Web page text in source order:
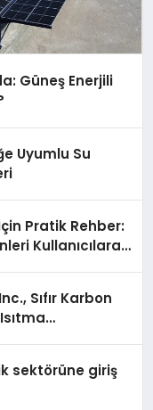
Güneş Enerjili
Uyumlu Su
Pratik Rehber:
Kullanıcılara
Sıfır Karbon
sektörüne giriş